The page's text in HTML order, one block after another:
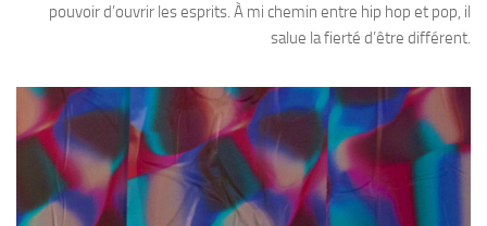
pouvoir d’ouvrir les esprits. À mi chemin entre hip hop et pop, il
salue la fierté d’être différent.